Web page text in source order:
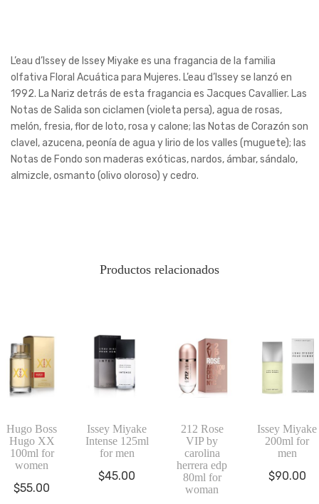
L’eau d’Issey de Issey Miyake es una fragancia de la familia
olfativa Floral Acuática para Mujeres. L’eau d’Issey se lanzó en
1992. La Nariz detrás de esta fragancia es Jacques Cavallier. Las
Notas de Salida son ciclamen (violeta persa), agua de rosas,
melón, fresia, flor de loto, rosa y calone; las Notas de Corazón son
clavel, azucena, peonía de agua y lirio de los valles (muguete); las
Notas de Fondo son maderas exóticas, nardos, ámbar, sándalo,
almizcle, osmanto (olivo oloroso) y cedro.
Productos relacionados
Hugo Boss
Hugo XX
100ml for
women
$55.00
Issey Miyake
Intense 125ml
for men
$45.00
212 Rose
VIP by
carolina
herrera edp
80ml for
woman
Issey Miyake
200ml for
men
$90.00